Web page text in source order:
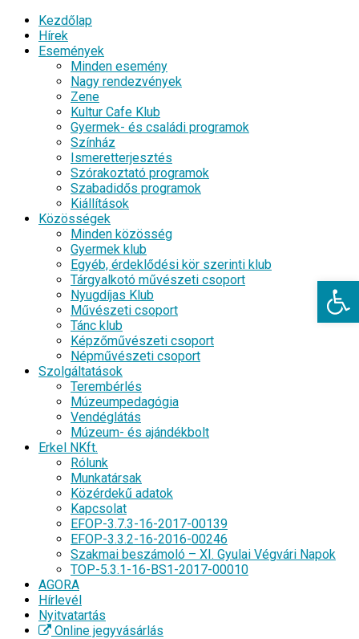
Kezdőlap
Hírek
Események
Minden esemény
Nagy rendezvények
Zene
Kultur Cafe Klub
Gyermek- és családi programok
Színház
Ismeretterjesztés
Szórakoztató programok
Szabadidős programok
Kiállítások
Közösségek
Minden közösség
Gyermek klub
Egyéb, érdeklődési kör szerinti klub
Tárgyalkotó művészeti csoport
Nyugdíjas Klub
Művészeti csoport
Tánc klub
Képzőművészeti csoport
Népművészeti csoport
Szolgáltatások
Terembérlés
Múzeumpedagógia
Vendéglátás
Múzeum- és ajándékbolt
Erkel NKft.
Rólunk
Munkatársak
Közérdekű adatok
Kapcsolat
EFOP-3.7.3-16-2017-00139
EFOP-3.3.2-16-2016-00246
Szakmai beszámoló – XI. Gyulai Végvári Napok
TOP-5.3.1-16-BS1-2017-00010
AGORA
Hírlevél
Nyitvatartás
Online jegyvásárlás